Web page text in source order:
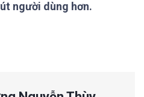
người dùng hơn.